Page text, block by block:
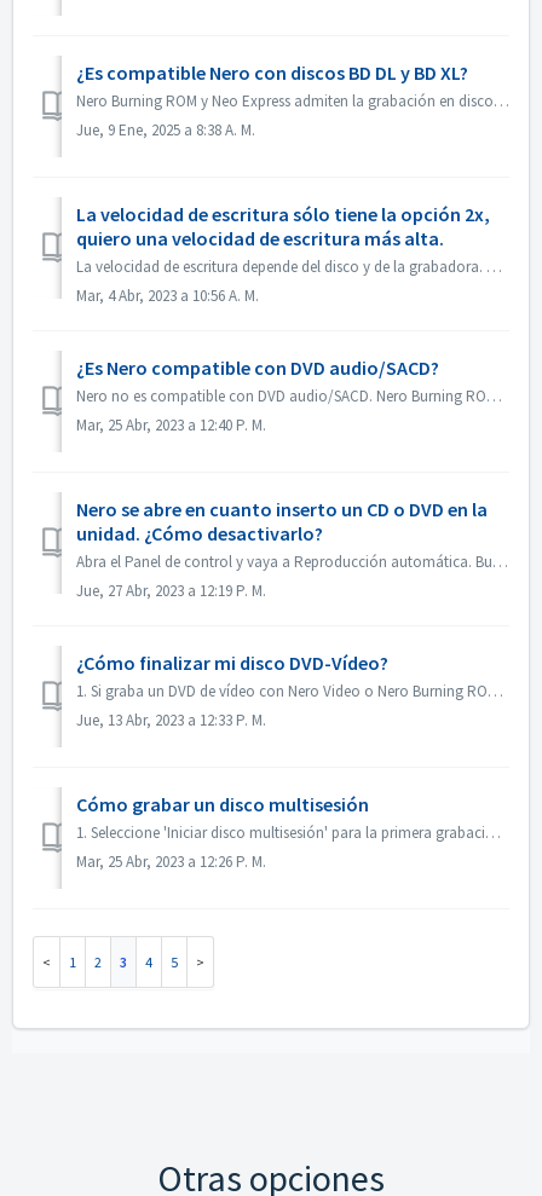
¿Es compatible Nero con discos BD DL y BD XL?
Nero Burning ROM y Neo Express admiten la grabación en discos BD DL (50 GB) y BD XL (100 GB y 128 GB). Nero Video permite grabar discos BD DL (50 GB). No es...
Jue, 9 Ene, 2025 a 8:38 A. M.
La velocidad de escritura sólo tiene la opción 2x,
quiero una velocidad de escritura más alta.
La velocidad de escritura depende del disco y de la grabadora. Nero Burning ROM detecta automáticamente la grabadora y el disco y muestra la velocidad de es...
Mar, 4 Abr, 2023 a 10:56 A. M.
¿Es Nero compatible con DVD audio/SACD?
Nero no es compatible con DVD audio/SACD. Nero Burning ROM sólo admite la grabación de CD de audio en 44100 hz.
Mar, 25 Abr, 2023 a 12:40 P. M.
Nero se abre en cuanto inserto un CD o DVD en la
unidad. ¿Cómo desactivarlo?
Abra el Panel de control y vaya a Reproducción automática. Busca la configuración de cada DVD o CD. Selecciona "Preguntarme cada vez" o "No r...
Jue, 27 Abr, 2023 a 12:19 P. M.
¿Cómo finalizar mi disco DVD-Vídeo?
1. Si graba un DVD de vídeo con Nero Video o Nero Burning ROM, el disco se finalizará automáticamente y se podrá reproducir en la mayoría de los reproductor...
Jue, 13 Abr, 2023 a 12:33 P. M.
Cómo grabar un disco multisesión
1. Seleccione 'Iniciar disco multisesión' para la primera grabación. 2. Vuelva a insertar el disco grabado. Seleccione 'Continuar disco multi...
Mar, 25 Abr, 2023 a 12:26 P. M.
1 2 3 4 5
Otras opciones